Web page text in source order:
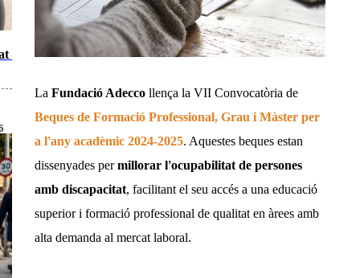
a
LaFundació Adecco llença la VII Convocatòria de
Beques de Formació Professional, Grau i Màster per
a l'any acadèmic 2024-2025. Aquestes beques estan
dissenyades permillorar l'ocupabilitat de persones
amb discapacitat, facilitant el seu accés a una educació
superior i formació professional de qualitat en àrees amb
alta demanda al mercat laboral.